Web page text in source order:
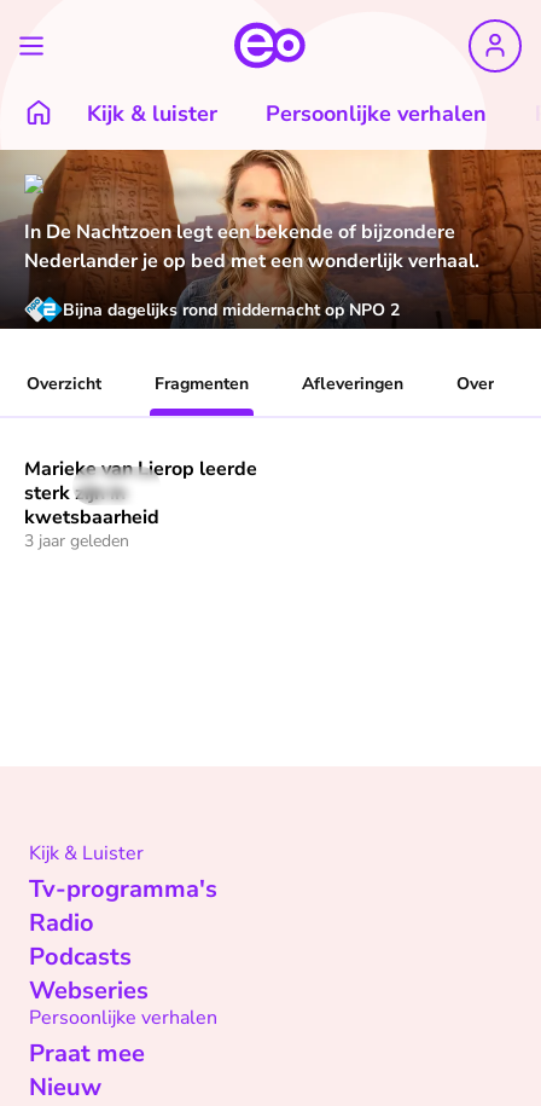
Kijk & luister Persoonlijke verhalen
In De Nachtzoen legt een bekende of bijzondere
Nederlander je op bed met een wonderlijk verhaal.
Bijna dagelijks rond middernacht op NPO 2
Overzicht Fragmenten Afleveringen Over
1 min
Marieke van Lierop leerde
sterk zijn in
kwetsbaarheid
3 jaar geleden
Speel "Marieke van Lierop leerde sterk zijn in
Kijk & Luister
Tv-programma's
Radio
Podcasts
Webseries
Persoonlijke verhalen
Praat mee
Nieuw